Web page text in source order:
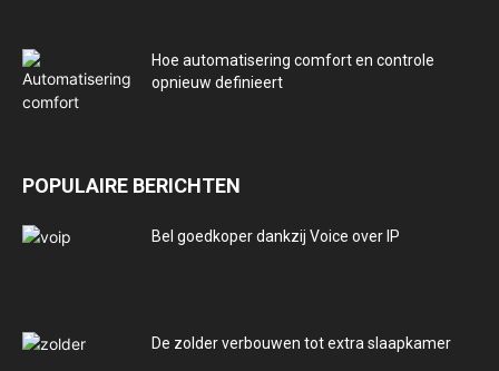
Hoe automatisering comfort en controle
opnieuw definieert
POPULAIRE BERICHTEN
Bel goedkoper dankzij Voice over IP
De zolder verbouwen tot extra slaapkamer